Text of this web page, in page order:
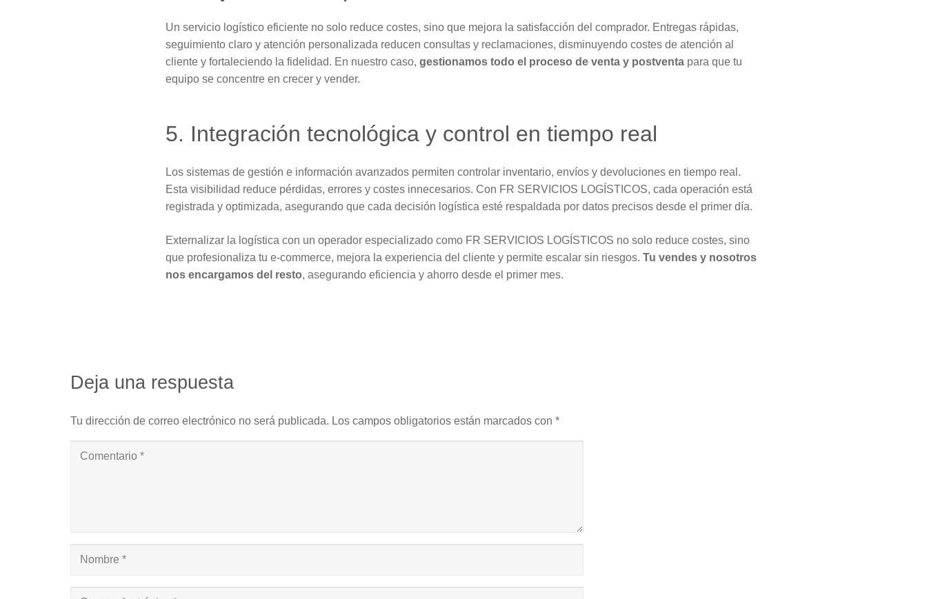
Un servicio logístico eficiente no solo reduce costes, sino que mejora la satisfacción del comprador. Entregas rápidas,
seguimiento claro y atención personalizada reducen consultas y reclamaciones, disminuyendo costes de atención al
cliente y fortaleciendo la fidelidad. En nuestro caso, gestionamos todo el proceso de venta y postventa para que tu
equipo se concentre en crecer y vender.
5. Integración tecnológica y control en tiempo real
Los sistemas de gestión e información avanzados permiten controlar inventario, envíos y devoluciones en tiempo real.
Esta visibilidad reduce pérdidas, errores y costes innecesarios. Con FR SERVICIOS LOGÍSTICOS, cada operación está
registrada y optimizada, asegurando que cada decisión logística esté respaldada por datos precisos desde el primer día.
Externalizar la logística con un operador especializado como FR SERVICIOS LOGÍSTICOS no solo reduce costes, sino
que profesionaliza tu e-commerce, mejora la experiencia del cliente y permite escalar sin riesgos. Tu vendes y nosotros
nos encargamos del resto, asegurando eficiencia y ahorro desde el primer mes.
Deja una respuesta
Tu dirección de correo electrónico no será publicada. Los campos obligatorios están marcados con *